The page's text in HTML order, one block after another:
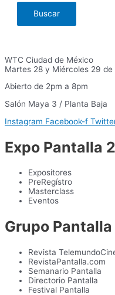
WTC Ciudad de México
Martes 28 y Miércoles 29 de
Abierto de 2pm a 8pm
Salón Maya 3 / Planta Baja
Instagram Facebook-f
Expo Pantalla
Expositores
PreRegístro
Masterclass
Eventos
Grupo Pantalla
Revista
RevistaPantalla.com
Semanario Pantalla
Directorio Pantalla
Festival Pantalla